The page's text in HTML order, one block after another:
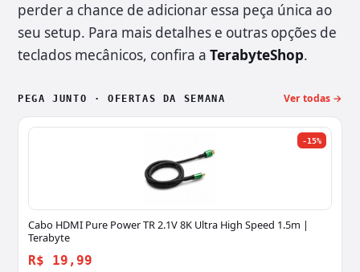
perder a chance de adicionar essa peça única ao
seu setup. Para mais detalhes e outras opções de
teclados mecânicos, confira a TerabyteShop.
PEGA JUNTO · OFERTAS DA SEMANA Ver todas →
-15%
Cabo HDMI Pure Power TR 2.1V 8K Ultra High Speed 1.5m |
Terabyte
R$ 19,99